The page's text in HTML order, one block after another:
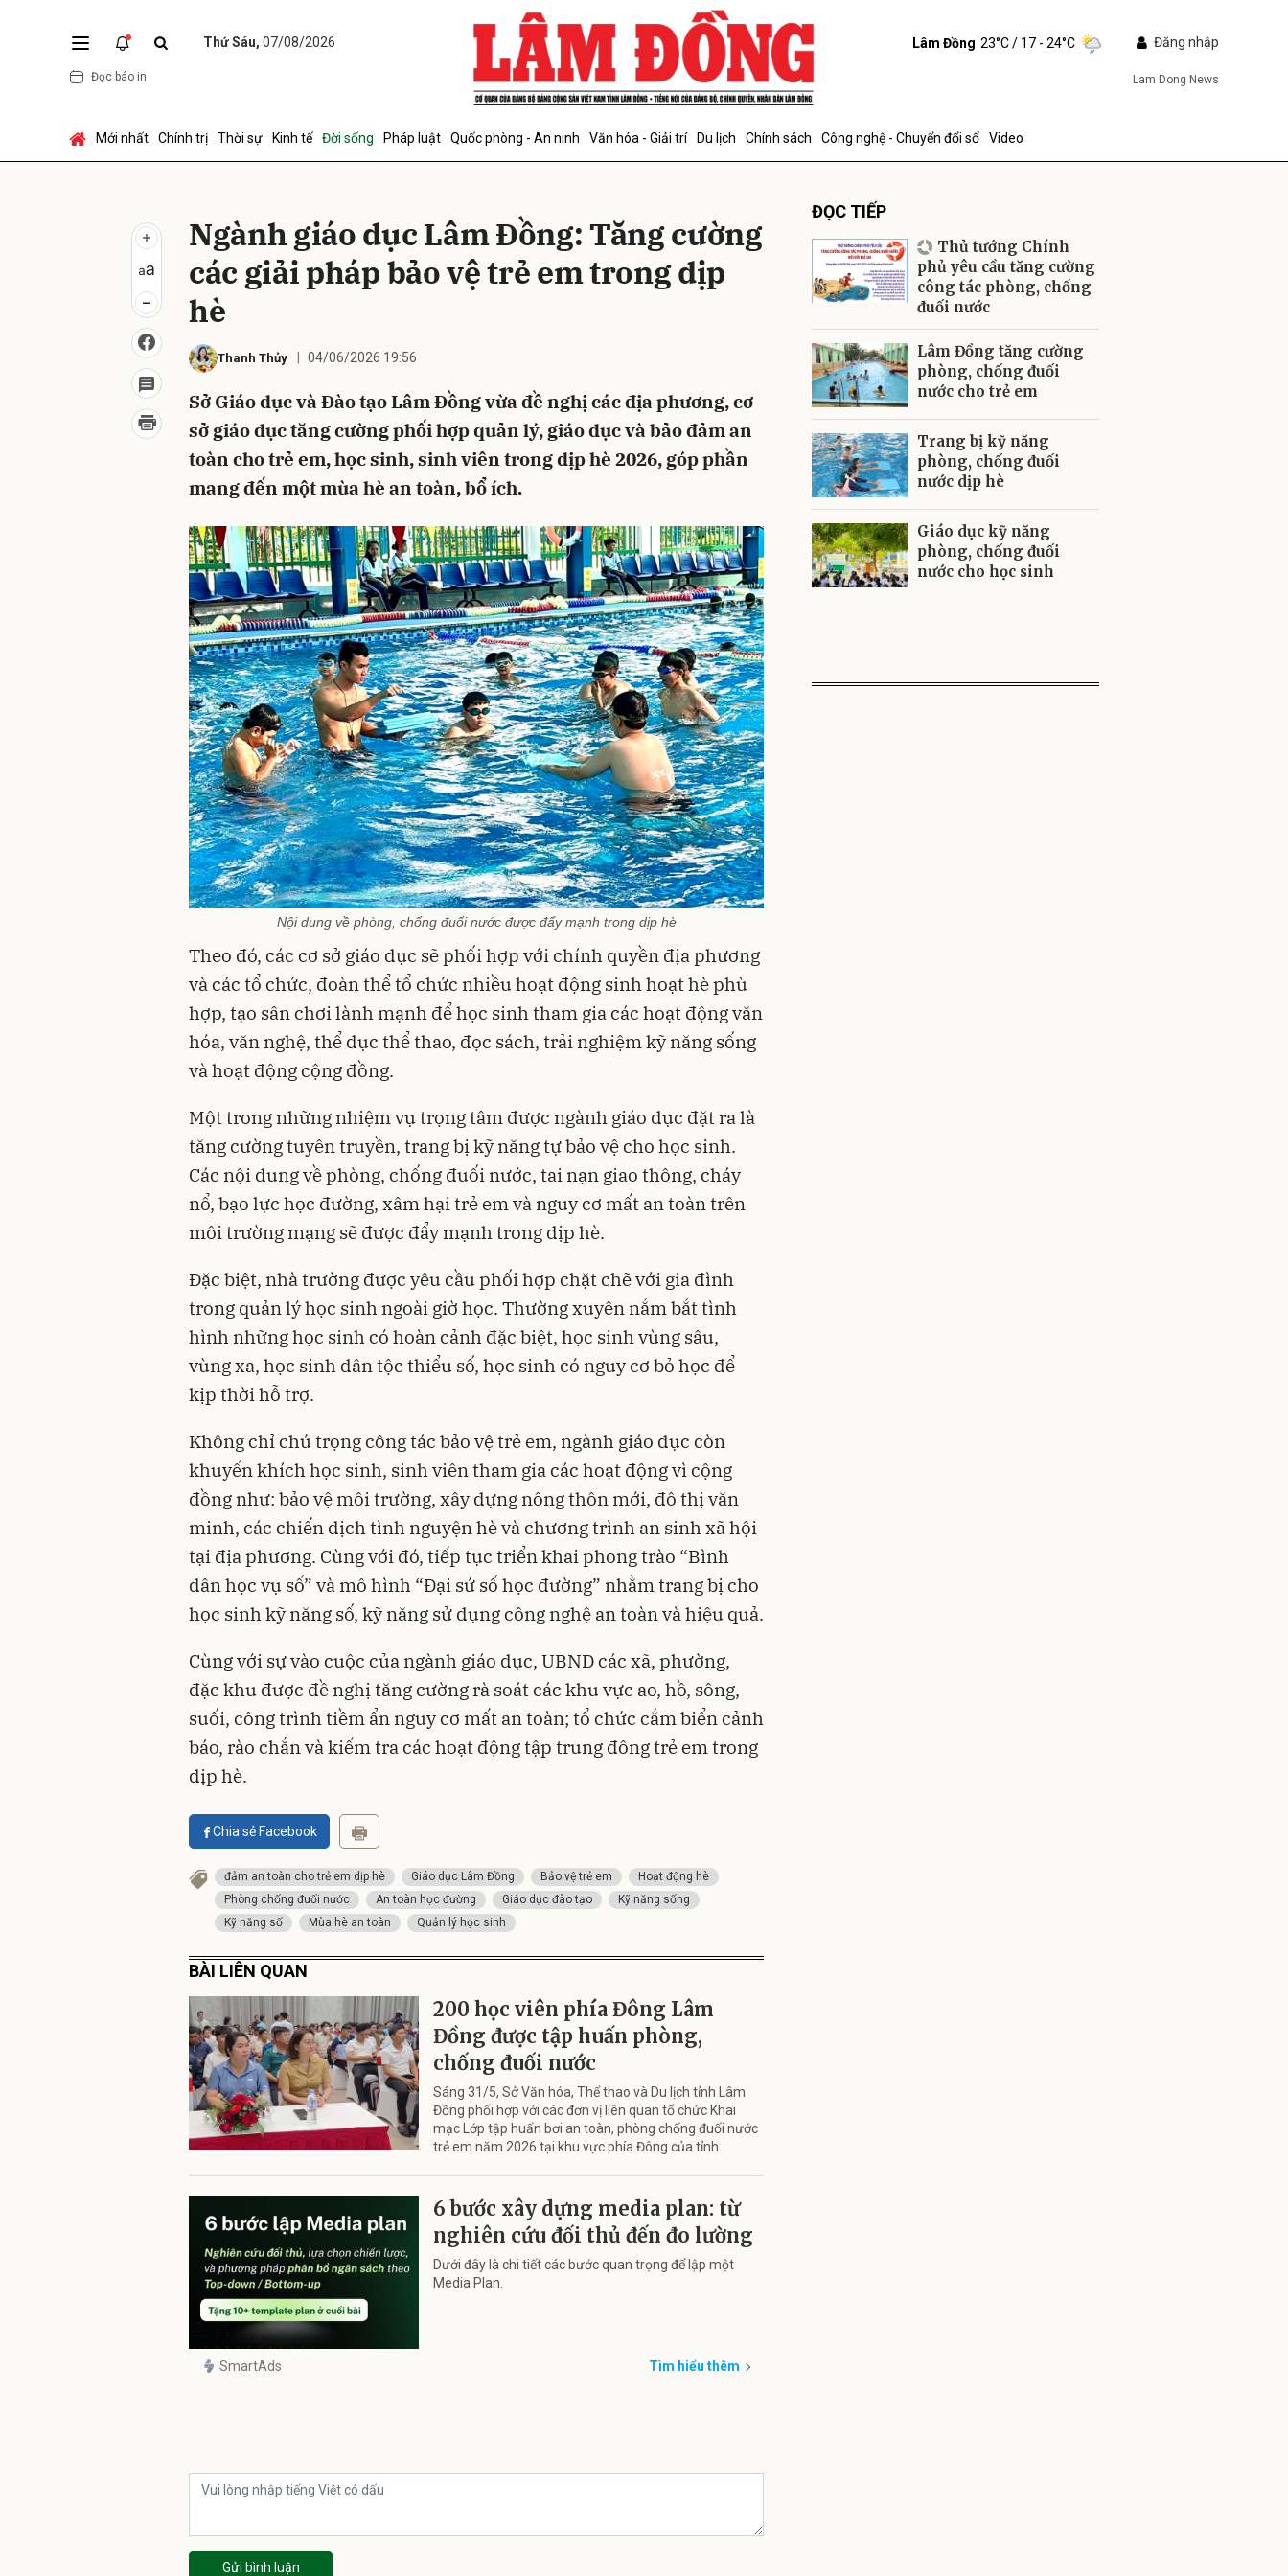
Thứ Sáu, 07/08/2026
Đọc báo in
Lâm Đồng 23°C/ 17 - 24°C Đăng nhập
Lam Dong News
Mới nhất Chính trị Thời sự Kinh tế Đời sống Pháp luật Quốc phòng - An ninh Văn hóa - Giải trí Du lịch Chính sách Công nghệ - Chuyển đổi số Video
Ngành giáo dục Lâm Đồng: Tăng cường
các giải pháp bảo vệ trẻ em trong dịp
hè
Thanh Thủy 04/06/2026 19:56
Sở Giáo dục và Đào tạo Lâm Đồng vừa đề nghị các địa phương, cơ
sở giáo dục tăng cường phối hợp quản lý, giáo dục và bảo đảm an
toàn cho trẻ em, học sinh, sinh viên trong dịp hè 2026, góp phần
mang đến một mùa hè an toàn, bổ ích.
Nội dung về phòng, chống đuối nước được đẩy mạnh trong dịp hè
Theo đó, các cơ sở giáo dục sẽ phối hợp với chính quyền địa phương
và các tổ chức, đoàn thể tổ chức nhiều hoạt động sinh hoạt hè phù
hợp, tạo sân chơi lành mạnh để học sinh tham gia các hoạt động văn
hóa, văn nghệ, thể dục thể thao, đọc sách, trải nghiệm kỹ năng sống
và hoạt động cộng đồng.
Một trong những nhiệm vụ trọng tâm được ngành giáo dục đặt ra là
tăng cường tuyên truyền, trang bị kỹ năng tự bảo vệ cho học sinh.
Các nội dung về phòng, chống đuối nước, tai nạn giao thông, cháy
nổ, bạo lực học đường, xâm hại trẻ em và nguy cơ mất an toàn trên
môi trường mạng sẽ được đẩy mạnh trong dịp hè.
Đặc biệt, nhà trường được yêu cầu phối hợp chặt chẽ với gia đình
trong quản lý học sinh ngoài giờ học. Thường xuyên nắm bắt tình
hình những học sinh có hoàn cảnh đặc biệt, học sinh vùng sâu,
vùng xa, học sinh dân tộc thiểu số, học sinh có nguy cơ bỏ học để
kịp thời hỗ trợ.
Không chỉ chú trọng công tác bảo vệ trẻ em, ngành giáo dục còn
khuyến khích học sinh, sinh viên tham gia các hoạt động vì cộng
đồng như: bảo vệ môi trường, xây dựng nông thôn mới, đô thị văn
minh, các chiến dịch tình nguyện hè và chương trình an sinh xã hội
tại địa phương. Cùng với đó, tiếp tục triển khai phong trào “Bình
dân học vụ số” và mô hình “Đại sứ số học đường” nhằm trang bị cho
học sinh kỹ năng số, kỹ năng sử dụng công nghệ an toàn và hiệu quả.
Cùng với sự vào cuộc của ngành giáo dục, UBND các xã, phường,
đặc khu được đề nghị tăng cường rà soát các khu vực ao, hồ, sông,
suối, công trình tiềm ẩn nguy cơ mất an toàn; tổ chức cắm biển cảnh
báo, rào chắn và kiểm tra các hoạt động tập trung đông trẻ em trong
dịp hè.
Chia sẻ Facebook
đảm an toàn cho trẻ em dịp hè Giáo dục Lâm Đồng Bảo vệ trẻ em
Hoạt động hè
Phòng chống đuối nước
An toàn học đường Giáo dục đào tạo
Kỹ năng sống
Kỹ năng số
Mùa hè an toàn Quản lý học sinh
BÀI LIÊN QUAN
200 học viên phía Đông Lâm
Đồng được tập huấn phòng,
chống đuối nước
Sáng 31/5, Sở Văn hóa, Thể thao và Du lịch tỉnh Lâm
Đồng phối hợp với các đơn vị liên quan tổ chức Khai
mạc Lớp tập huấn bơi an toàn, phòng chống đuối nước
trẻ em năm 2026 tại khu vực phía Đông của tỉnh.
6 bước xây dựng media plan: từ
nghiên cứu đối thủ đến đo lường
Dưới đây là chi tiết các bước quan trọng để lập một
Media Plan.
SmartAds Tìm hiểu thêm
Gửi bình luận
ĐỌC TIẾP
Thủ tướng Chính
phủ yêu cầu tăng cường
công tác phòng, chống
đuối nước
Lâm Đồng tăng cường
phòng, chống đuối
nước cho trẻ em
Trang bị kỹ năng
phòng, chống đuối
nước dịp hè
Giáo dục kỹ năng
phòng, chống đuối
nước cho học sinh
Gửi bình luận